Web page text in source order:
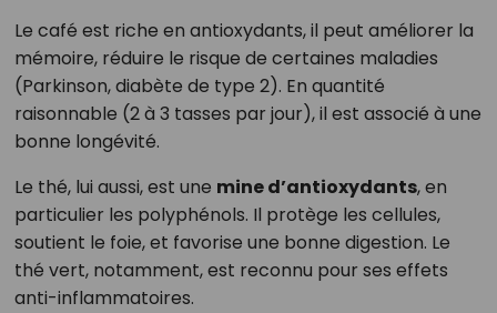
Le café est riche en antioxydants, il peut améliorer la
mémoire, réduire le risque de certaines maladies
(Parkinson, diabète de type 2). En quantité
raisonnable (2 à 3 tasses par jour), il est associé à une
bonne longévité.
Le thé, lui aussi, est une mine d’antioxydants, en
particulier les polyphénols. Il protège les cellules,
soutient le foie, et favorise une bonne digestion. Le
thé vert, notamment, est reconnu pour ses effets
anti-inflammatoires.